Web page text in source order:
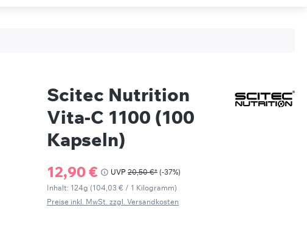
Scitec Nutrition
Vita-C 1100 (100
Kapseln)
Verkaufspreis:
12,90 € UVP 20,50 €* (-37%)
Inhalt: 124g (104,03 € / 1 Kilogramm)
Preise inkl. MwSt. zzgl. Versandkosten